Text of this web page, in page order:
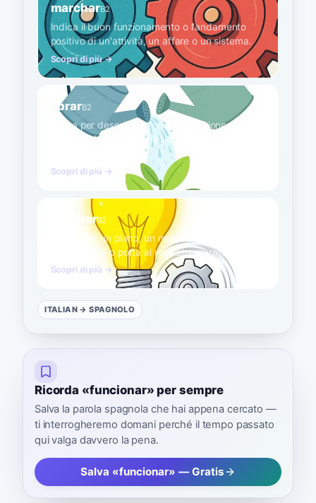
marcharB2
Indica il buon funzionamento o l'andamento
positivo di un'attività, un affare o un sistema.
Scopri di più →
obrarB2
Si usa per descrivere l'effetto o l'azione di una
sostanza (come una medicina) che inizia a fare
Scopri di più →
resultarB2
Indica che un piano, un metodo o un dispositivo
ha successo o porta al risultato sperato.
Scopri di più →
ITALIAN → SPAGNOLO
Ricorda «funcionar» per sempre
Salva la parola spagnola che hai appena cercato —
ti interrogheremo domani perché il tempo passato
qui valga davvero la pena.
Salva «funcionar» — Gratis